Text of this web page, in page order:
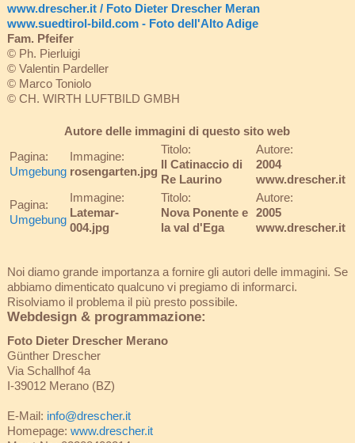
www.drescher.it / Foto Dieter Drescher Meran
www.suedtirol-bild.com - Foto dell'Alto Adige
Fam. Pfeifer
© Ph. Pierluigi
© Valentin Pardeller
© Marco Toniolo
© CH. WIRTH LUFTBILD GMBH
Autore delle immagini di questo sito web
Pagina:
Umgebung
Immagine:
rosengarten.jpg
Titolo:
Il Catinaccio di
Re Laurino
Autore:
2004
www.drescher.it
Pagina:
Umgebung
Immagine:
Latemar-
004.jpg
Titolo:
Nova Ponente e
la val d'Ega
Autore:
2005
www.drescher.it
Noi diamo grande importanza a fornire gli autori delle immagini. Se
abbiamo dimenticato qualcuno vi pregiamo di informarci.
Risolviamo il problema il più presto possibile.
Webdesign & programmazione:
Foto Dieter Drescher Merano
Günther Drescher
Via Schallhof 4a
I-39012 Merano (BZ)
E-Mail: info@drescher.it
Homepage: www.drescher.it